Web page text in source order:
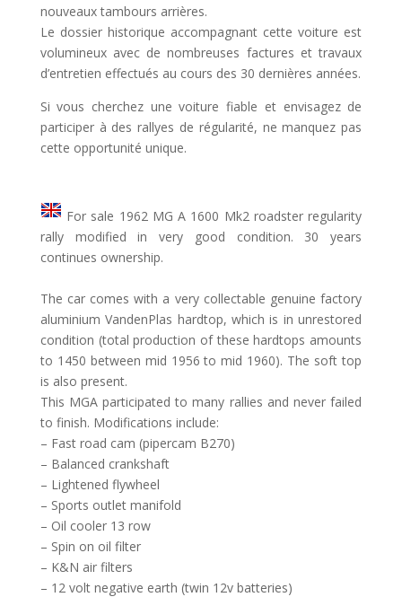
nouveaux tambours arrières.
Le dossier historique accompagnant cette voiture est
volumineux avec de nombreuses factures et travaux
d’entretien effectués au cours des 30 dernières années.
Si vous cherchez une voiture fiable et envisagez de
participer à des rallyes de régularité, ne manquez pas
cette opportunité unique.
For sale 1962 MG A 1600 Mk2 roadster regularity
rally modified in very good condition. 30 years
continues ownership.
The car comes with a very collectable genuine factory
aluminium VandenPlas hardtop, which is in unrestored
condition (total production of these hardtops amounts
to 1450 between mid 1956 to mid 1960). The soft top
is also present.
This MGA participated to many rallies and never failed
to finish. Modifications include:
– Fast road cam (pipercam B270)
– Balanced crankshaft
– Lightened flywheel
– Sports outlet manifold
– Oil cooler 13 row
– Spin on oil filter
– K&N air filters
– 12 volt negative earth (twin 12v batteries)